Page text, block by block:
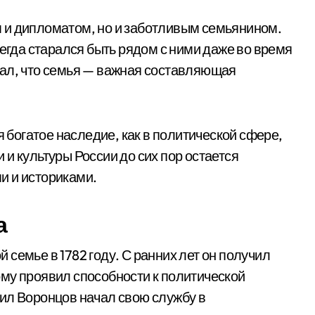
дипломатом, но и заботливым семьянином.
старался быть рядом с ними даже во время
что семья — важная составляющая
наследие, как в политической сфере,
и культуры России до сих пор остается
и историками.
в 1782 году. С ранних лет он получил
проявил способности к политической
Воронцов начал свою службу в